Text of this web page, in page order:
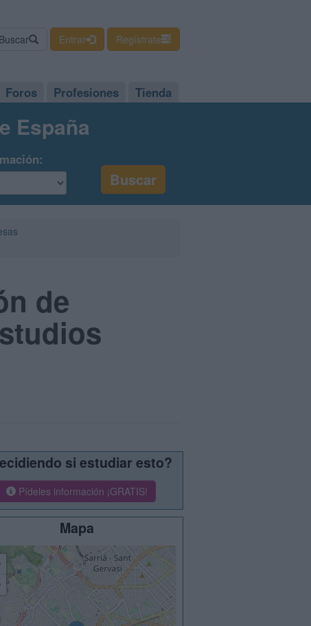
Buscar Entrar Regístrate
Foros Profesiones Tienda
España
de
si estudiar esto?
Pídeles información ¡GRATIS!
Mapa